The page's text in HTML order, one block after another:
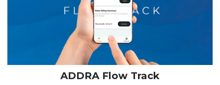
ADDRA Flow Track